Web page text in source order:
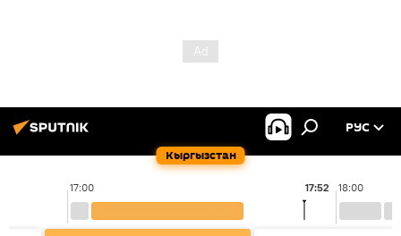
Кыргызстан
РУС
17:00 18:00
17:52